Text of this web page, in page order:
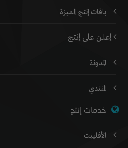
باقات إنتج المميزة
إعلن على إنتج
المدونة
المنتدي
خدمات إنتج
الأفلييت